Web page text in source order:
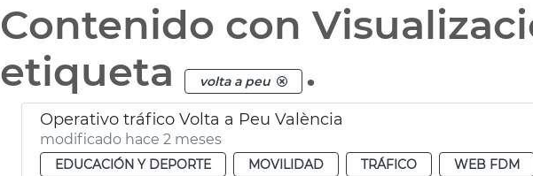
Contenido con
etiqueta
volta a peu .
Operativo tráfico Volta a Peu València
modificado hace 2 meses
EDUCACIÓN Y DEPORTE MOVILIDAD TRÁFICO WEB FDM